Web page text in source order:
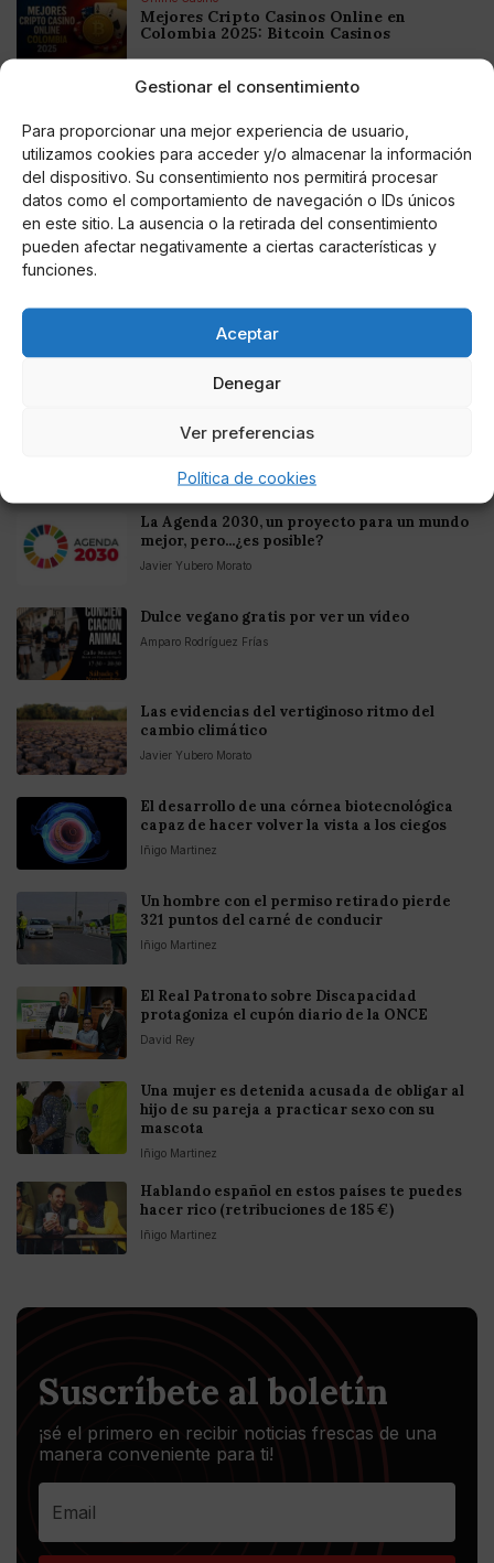
Gestionar el consentimiento
Para proporcionar una mejor experiencia de usuario,
utilizamos cookies para acceder y/o almacenar la información
del dispositivo. Su consentimiento nos permitirá procesar
datos como el comportamiento de navegación o IDs únicos
en este sitio. La ausencia o la retirada del consentimiento
pueden afectar negativamente a ciertas características y
funciones.
Aceptar
Denegar
Ver preferencias
Política de cookies
Mejores Cripto Casinos Online en
Colombia 2025: Bitcoin Casinos
Online Casino
Criptomonedas en Argentina 2025
Online Casino
Mejores casinos online con
criptomonedas y Bitcoin en México 2025
Fortnite regresa para iOS en la Unión
Te puede interesar
La Agenda 2030, un proyecto para un mundo
mejor, pero...¿es posible?
Javier Yubero Morato
Dulce vegano gratis por ver un vídeo
Amparo Rodríguez Frías
Las evidencias del vertiginoso ritmo del
cambio climático
Javier Yubero Morato
El desarrollo de una córnea biotecnológica
capaz de hacer volver la vista a los ciegos
Iñigo Martinez
Un hombre con el permiso retirado pierde
321 puntos del carné de conducir
Iñigo Martinez
El Real Patronato sobre Discapacidad
protagoniza el cupón diario de la ONCE
David Rey
Una mujer es detenida acusada de obligar al
hijo de su pareja a practicar sexo con su
mascota
Iñigo Martinez
Hablando español en estos países te puedes
hacer rico (retribuciones de 185 €)
Iñigo Martinez
Suscríbete al boletín
¡sé el primero en recibir noticias frescas de una
manera conveniente para ti!